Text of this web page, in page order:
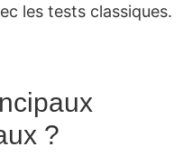
les tests classiques.
?